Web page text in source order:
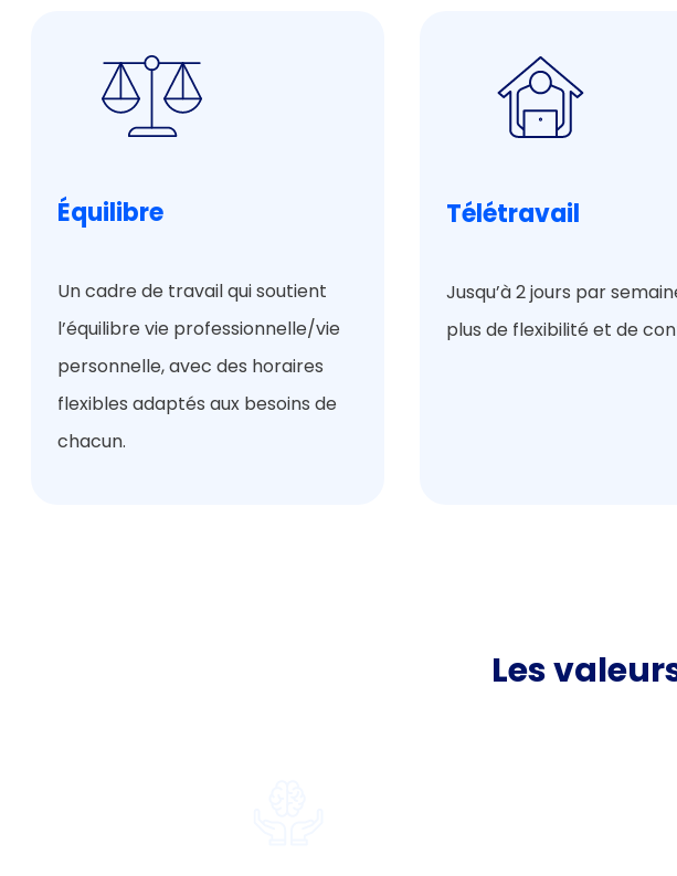
Équilibre
Un cadre de travail qui soutient
l’équilibre vie professionnelle/vie
personnelle, avec des horaires
flexibles adaptés aux besoins de
chacun.
Télétravail
Jusqu’à 2 jours par
plus de flexibilité et de
Les